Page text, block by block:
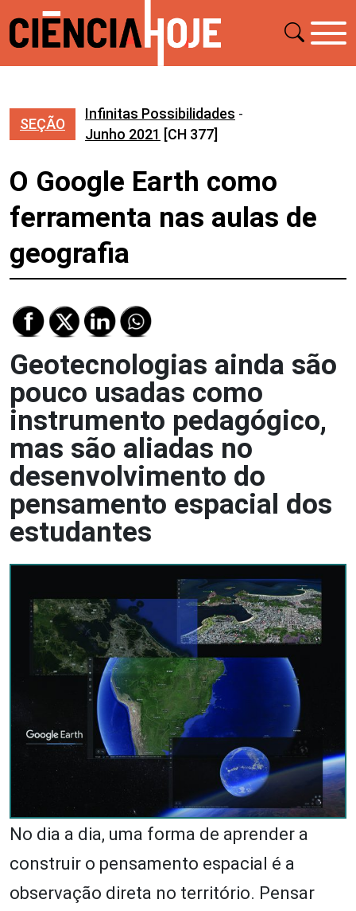
SEÇÃO
Infinitas Possibilidades -
Junho 2021 [CH 377]
O Google Earth como
ferramenta nas aulas de
geografia
Geotecnologias ainda são
pouco usadas como
instrumento pedagógico,
mas são aliadas no
desenvolvimento do
pensamento espacial dos
estudantes
No dia a dia, uma forma de aprender a
construir o pensamento espacial é a
observação direta no território. Pensar